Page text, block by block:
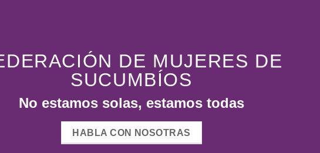
DE MUJERES DE
SUCUMBÍOS
No estamos solas, estamos todas
HABLA CON NOSOTRAS